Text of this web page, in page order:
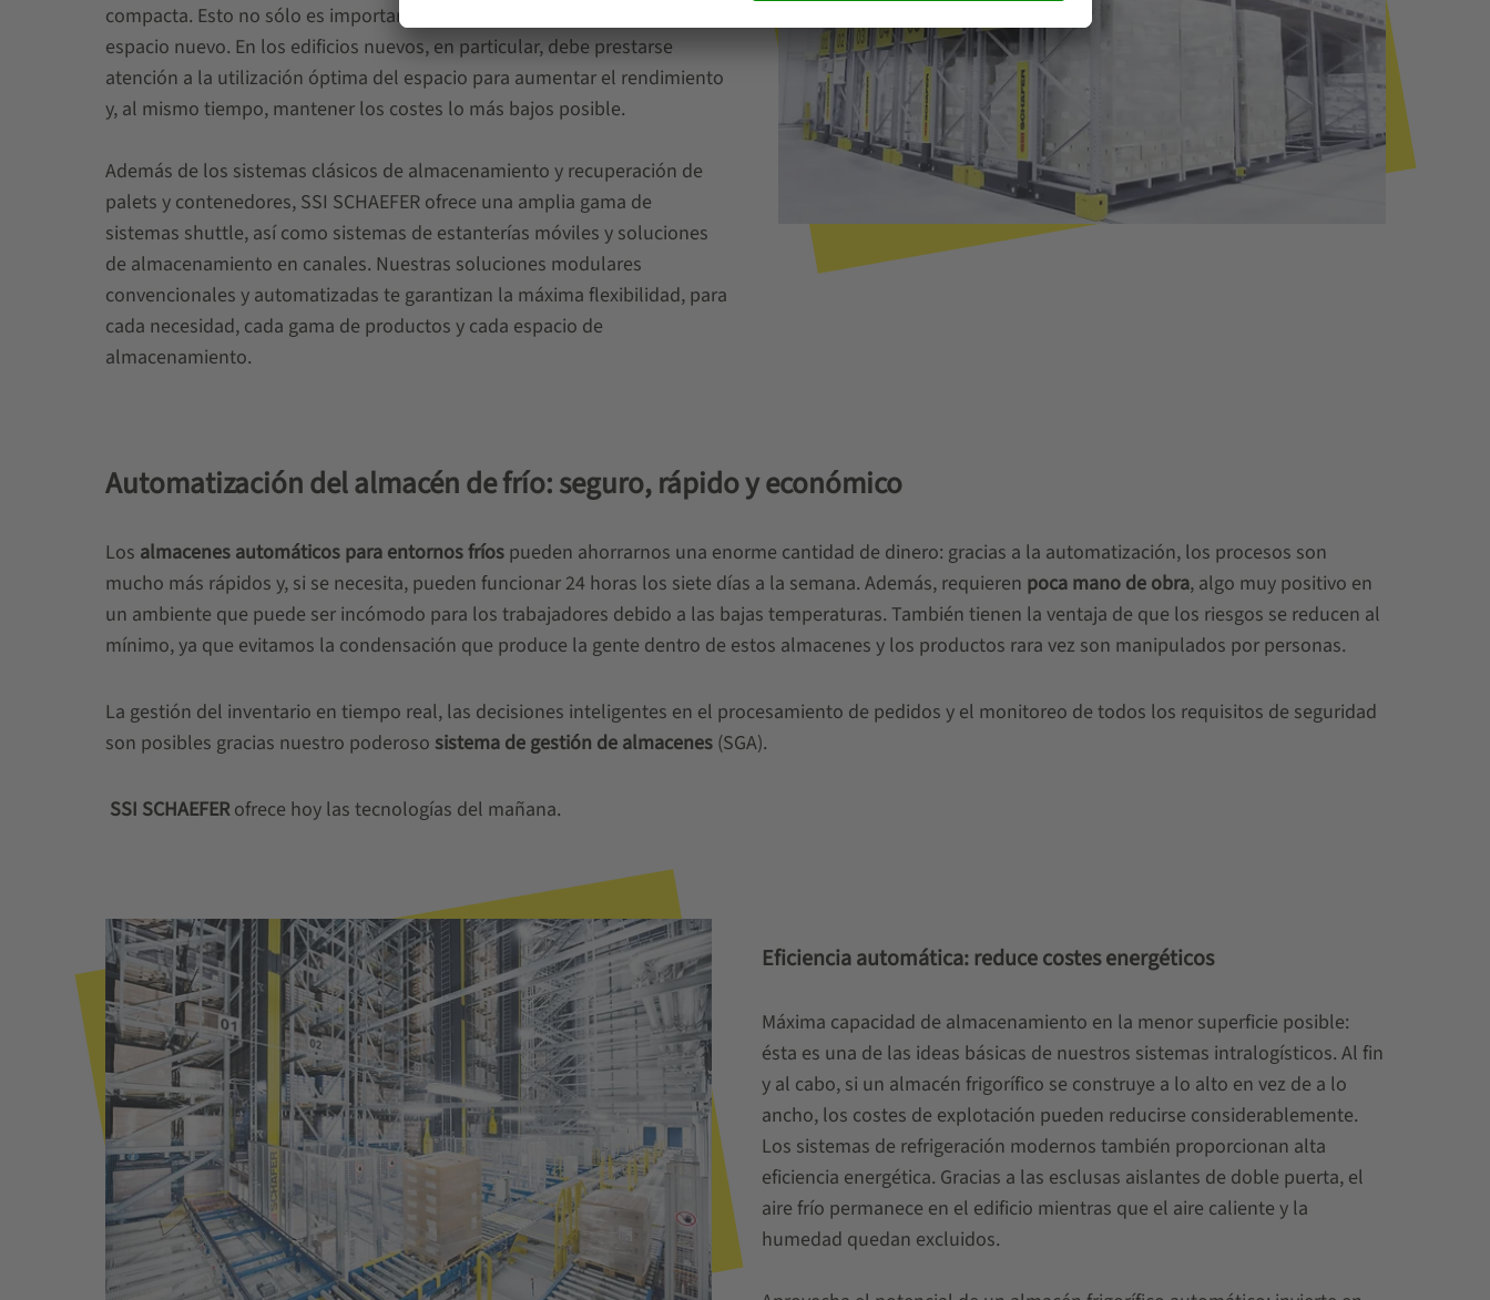
compacta. Esto no sólo es importante cuando no es posible alquilar
espacio nuevo. En los edificios nuevos, en particular, debe prestarse
atención a la utilización óptima del espacio para aumentar el rendimiento
y, al mismo tiempo, mantener los costes lo más bajos posible.
Además de los sistemas clásicos de almacenamiento y recuperación de
palets y contenedores, SSI SCHAEFER ofrece una amplia gama de
sistemas shuttle, así como sistemas de estanterías móviles y soluciones
de almacenamiento en canales. Nuestras soluciones modulares
convencionales y automatizadas te garantizan la máxima flexibilidad, para
cada necesidad, cada gama de productos y cada espacio de
almacenamiento.
Automatización del almacén de frío: seguro, rápido y económico
Los almacenes automáticos para entornos fríospueden ahorrarnos una enorme cantidad de dinero: gracias a la automatización, los procesos son
mucho más rápidos y, si se necesita, pueden funcionar 24 horas los siete días a la semana. Además, requieren poca mano de obra, algo muy positivo en
un ambiente que puede ser incómodo para los trabajadores debido a las bajas temperaturas. También tienen la ventaja de que los riesgos se reducen al
mínimo, ya que evitamos la condensación que produce la gente dentro de estos almacenes y los productos rara vez son manipulados por personas.
La gestión del inventario en tiempo real, las decisiones inteligentes en el procesamiento de pedidos y el monitoreo de todos los requisitos de seguridad
son posibles gracias nuestro poderoso sistema de gestión de almacenes(SGA).
SSI SCHAEFERofrece hoy las tecnologías del mañana.
Eficiencia automática: reduce costes energéticos
Máxima capacidad de almacenamiento en la menor superficie posible:
ésta es una de las ideas básicas de nuestros sistemas intralogísticos. Al fin
y al cabo, si un almacén frigorífico se construye a lo alto en vez de a lo
ancho, los costes de explotación pueden reducirse considerablemente.
Los sistemas de refrigeración modernos también proporcionan alta
eficiencia energética. Gracias a las esclusas aislantes de doble puerta, el
aire frío permanece en el edificio mientras que el aire caliente y la
humedad quedan excluidos.